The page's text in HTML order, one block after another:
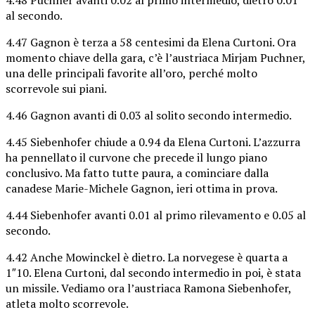
al secondo.
4.47 Gagnon è terza a 58 centesimi da Elena Curtoni. Ora
momento chiave della gara, c’è l’austriaca Mirjam Puchner,
una delle principali favorite all’oro, perché molto
scorrevole sui piani.
4.46 Gagnon avanti di 0.03 al solito secondo intermedio.
4.45 Siebenhofer chiude a 0.94 da Elena Curtoni. L’azzurra
ha pennellato il curvone che precede il lungo piano
conclusivo. Ma fatto tutte paura, a cominciare dalla
canadese Marie-Michele Gagnon, ieri ottima in prova.
4.44 Siebenhofer avanti 0.01 al primo rilevamento e 0.05 al
secondo.
4.42 Anche Mowinckel è dietro. La norvegese è quarta a
1″10. Elena Curtoni, dal secondo intermedio in poi, è stata
un missile. Vediamo ora l’austriaca Ramona Siebenhofer,
atleta molto scorrevole.